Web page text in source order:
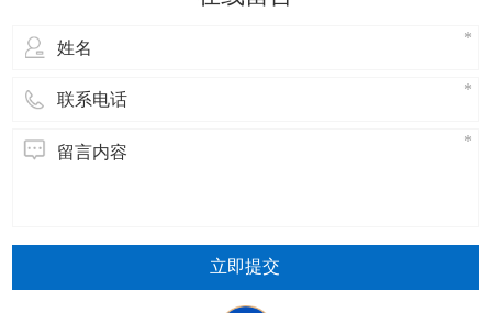
立即提交